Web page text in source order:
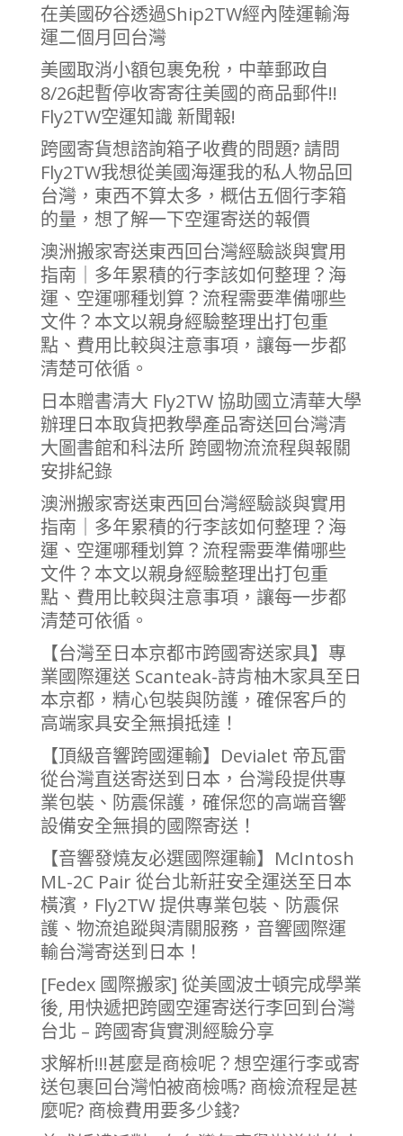
在美國矽谷透過Ship2TW經內陸運輸海
運二個月回台灣
美國取消小額包裹免稅，中華郵政自
8/26起暫停收寄寄往美國的商品郵件!!
Fly2TW空運知識 新聞報!
跨國寄貨想諮詢箱子收費的問題? 請問
Fly2TW我想從美國海運我的私人物品回
台灣，東西不算太多，概估五個行李箱
的量，想了解一下空運寄送的報價
澳洲搬家寄送東西回台灣經驗談與實用
指南｜多年累積的行李該如何整理？海
運、空運哪種划算？流程需要準備哪些
文件？本文以親身經驗整理出打包重
點、費用比較與注意事項，讓每一步都
清楚可依循。
日本贈書清大 Fly2TW 協助國立清華大學
辦理日本取貨把教學產品寄送回台灣清
大圖書館和科法所 跨國物流流程與報關
安排紀錄
澳洲搬家寄送東西回台灣經驗談與實用
指南｜多年累積的行李該如何整理？海
運、空運哪種划算？流程需要準備哪些
文件？本文以親身經驗整理出打包重
點、費用比較與注意事項，讓每一步都
清楚可依循。
【台灣至日本京都市跨國寄送家具】專
業國際運送 Scanteak-詩肯柚木家具至日
本京都，精心包裝與防護，確保客戶的
高端家具安全無損抵達！
【頂級音響跨國運輸】Devialet 帝瓦雷
從台灣直送寄送到日本，台灣段提供專
業包裝、防震保護，確保您的高端音響
設備安全無損的國際寄送！
【音響發燒友必選國際運輸】McIntosh
ML-2C Pair 從台北新莊安全運送至日本
橫濱，Fly2TW 提供專業包裝、防震保
護、物流追蹤與清關服務，音響國際運
輸台灣寄送到日本！
[Fedex 國際搬家] 從美國波士頓完成學業
後, 用快遞把跨國空運寄送行李回到台灣
台北 – 跨國寄貨實測經驗分享
求解析!!!甚麼是商檢呢？想空運行李或寄
送包裹回台灣怕被商檢嗎? 商檢流程是甚
麼呢? 商檢費用要多少錢?